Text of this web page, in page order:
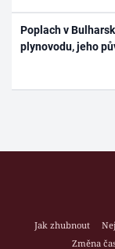
Poplach v
plynovodu, jeho
Jak zhubnout
Změna